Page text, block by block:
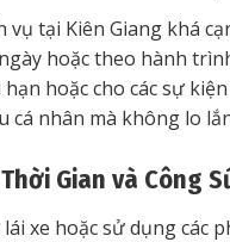
vụ tại Kiên Giang khá
hoặc theo hành
hạn hoặc cho các sự
cá nhân mà không lo
Gian và Công
xe hoặc sử dụng các